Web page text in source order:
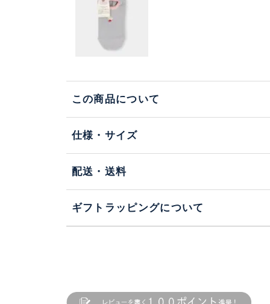
この商品について
仕様・サイズ
配送・送料
ギフトラッピングについて